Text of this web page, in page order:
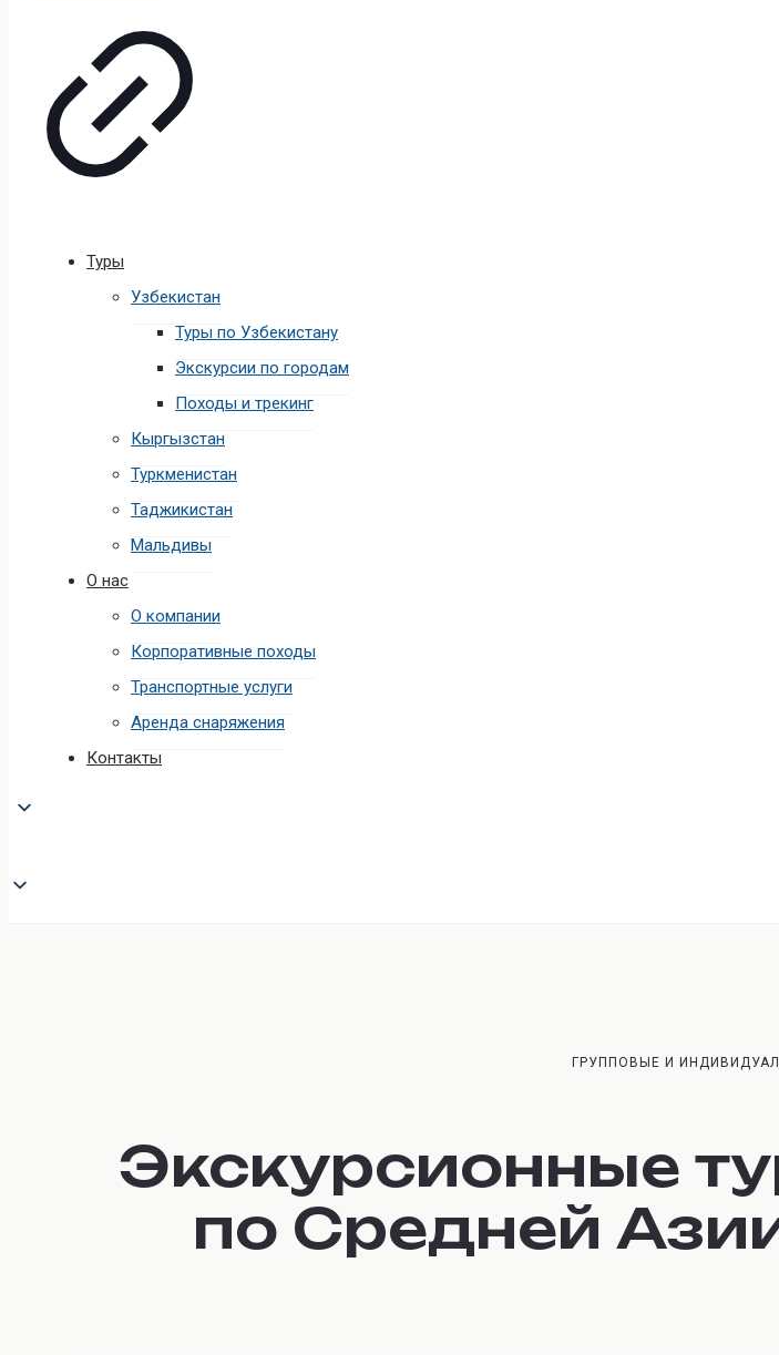
Туры
Узбекистан
Туры по Узбекистану
Экскурсии по городам
Походы и трекинг
Кыргызстан
Туркменистан
Таджикистан
Мальдивы
О нас
О компании
Корпоративные походы
Транспортные услуги
Аренда снаряжения
Контакты
ГРУППОВЫЕ И
Экскурсионные
по Средней